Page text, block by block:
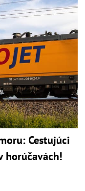
Cestujúci
horúčavách!